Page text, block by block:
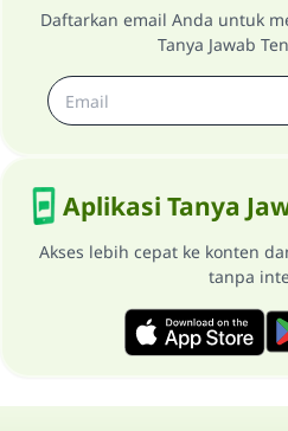
Daftarkan email Anda untuk
Tanya Jawab
Aplikasi Tanya
Akses lebih cepat ke konten
tanpa